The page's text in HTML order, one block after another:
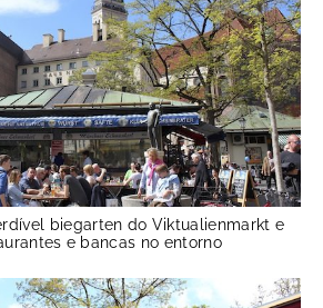
biegarten do Viktualienmarkt e
e bancas no entorno